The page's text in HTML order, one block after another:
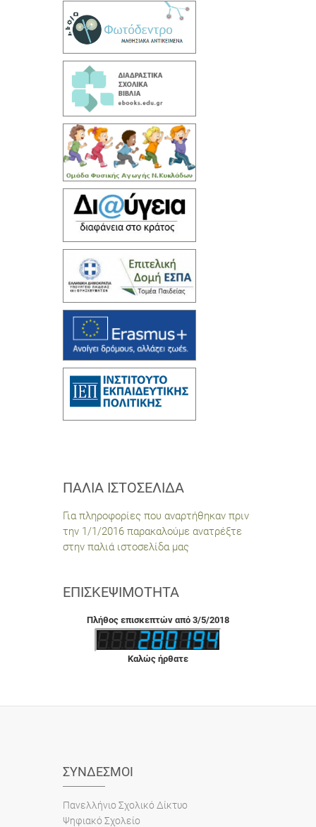
ΠΑΛΙΆ ΙΣΤΟΣΕΛΊΔΑ
Για πληροφορίες που αναρτήθηκαν πριν
την 1/1/2016 παρακαλούμε ανατρέξτε
στην παλιά ιστοσελίδα μας
ΕΠΙΣΚΕΨΙΜΌΤΗΤΑ
Πλήθος επισκεπτών από 3/5/2018
Καλώς ήρθατε
ΣΎΝΔΕΣΜΟΙ
Πανελλήνιο Σχολικό Δίκτυο
Ψηφιακό Σχολείο